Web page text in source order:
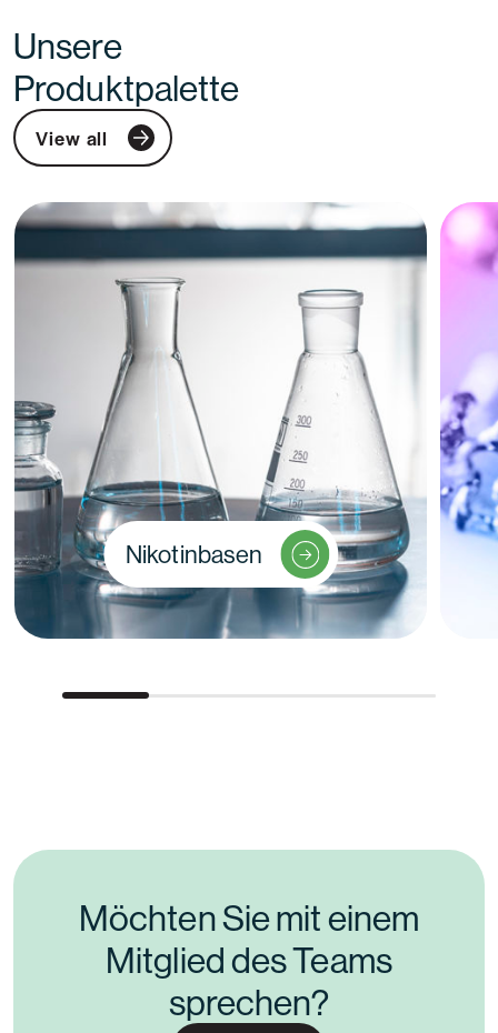
Unsere
Produktpalette
View all
Nikotinbasen
Möchten Sie mit einem
Mitglied des Teams
sprechen?